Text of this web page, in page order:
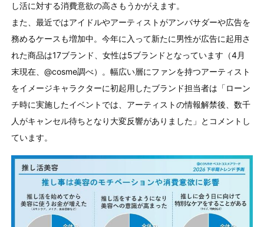
し活に対する消費意欲の高さもうかがえます。
また、最近ではアイドルやアーティストがアンバサダーや広告を
務めるケースも増加中。今年に入って新たに男性が広告に起用さ
れた商品は17ブランド、女性は5ブランドとなっています（4月
末現在、@cosme調べ）。幅広い層にファンを持つアーティスト
をイメージキャラクターに初起用したブランド担当者は「ローン
チ時に実施したイベントでは、アーティストの情報解禁後、数千
人がキャンセル待ちとなり大変反響がありました」とコメントし
ています。